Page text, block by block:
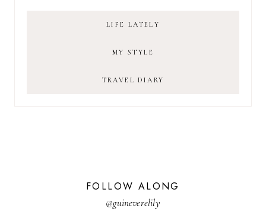
LIFE LATELY
MY STYLE
TRAVEL DIARY
FOLLOW ALONG
@guineverelily